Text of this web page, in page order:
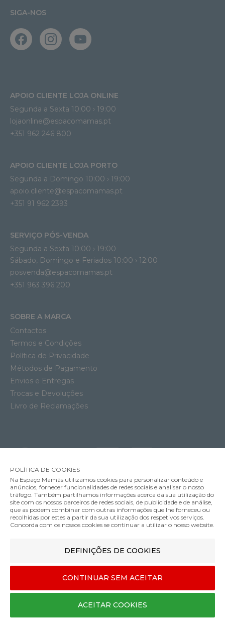
Conjunto Cadeira Tripp Trapp Stokke com Assento Infantil
279.00€
Cor
SIGA-NOS
APOIO CLIENTE LOJA ONLINE
Segunda a Sexta 10:00 › 19:00
lojaonline@espacomamas.pt
+351 962 246 800
APOIO CLIENTE LOJA PORTO
Segunda a Domingo 10:00 › 19:00
apoio.cliente@espacomamas.pt
+351 91 962 2393
SERVIÇO PÓS-VENDA
Segunda a Sexta 10:00 › 19:00
Sábado, Domingo e Feriados 10:00 › 12:00
posvenda@espacomamas.pt
+351 963 396 200
SOBRE A MARCA
Contactos
Termos e Condições
Política de Privacidade
Métodos de Pagamento
Envios e Entregas
Trocas e Devoluções
Livro de Reclamações
MÉTODOS DE ENVIO
MÉTODOS DE PAGAMENTO
Designed & developed by
©Espaço mamãs. Todos os direitos reservados
POLÍTICA DE COOKIES
Na Espaço Mamãs utilizamos cookies para personalizar conteúdo e
anúncios, fornecer funcionalidades de redes sociais e analisar o nosso
tráfego. Também partilhamos informações acerca da sua utilização do
site com os nossos parceiros de redes sociais, de publicidade e de análise,
que as podem combinar com outras informações que lhe forneceu ou
recolhidas por estes a partir da sua utilização dos respetivos serviços.
Concorda com os nossos cookies se continuar a utilizar o nosso website.
DEFINIÇÕES DE COOKIES
CONTINUAR SEM ACEITAR
ACEITAR COOKIES